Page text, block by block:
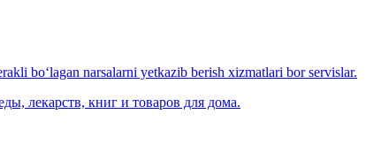
bo‘lagan narsalarni yetkazib berish xizmatlari bor servislar.
лекарств, книг и товаров для дома.